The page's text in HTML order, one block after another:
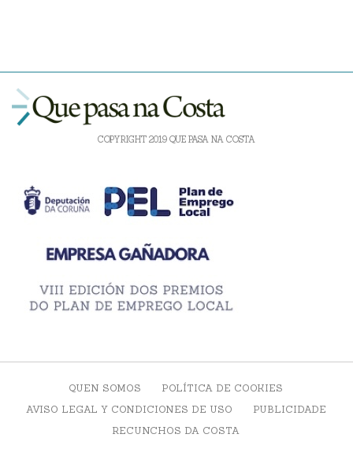
COPYRIGHT 2019 QUE PASA NA COSTA
QUEN SOMOS
POLÍTICA DE COOKIES
AVISO LEGAL Y CONDICIONES DE USO
PUBLICIDADE
RECUNCHOS DA COSTA